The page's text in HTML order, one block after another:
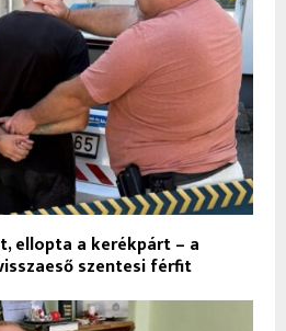
ellopta a kerékpárt – a
szentesi férfit